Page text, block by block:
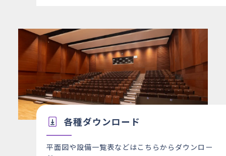
各種ダウンロード
平面図や設備一覧表などはこちらからダウンロー